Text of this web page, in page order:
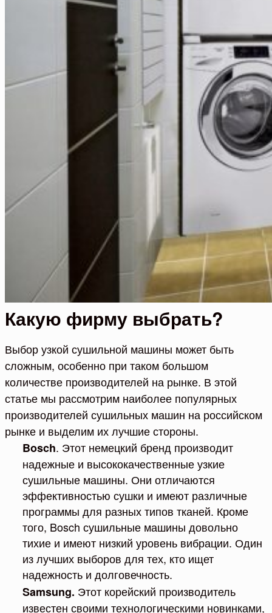
Какую фирму выбрать?
Выбор узкой сушильной машины может быть
сложным, особенно при таком большом
количестве производителей на рынке. В этой
статье мы рассмотрим наиболее популярных
производителей сушильных машин на российском
рынке и выделим их лучшие стороны.
Bosch. Этот немецкий бренд производит
надежные и высококачественные узкие
сушильные машины. Они отличаются
эффективностью сушки и имеют различные
программы для разных типов тканей. Кроме
того, Bosch сушильные машины довольно
тихие и имеют низкий уровень вибрации. Один
из лучших выборов для тех, кто ищет
надежность и долговечность.
Samsung. Этот корейский производитель
известен своими технологическими новинками,